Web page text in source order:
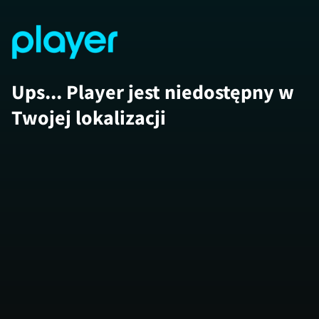
Ups... Player jest niedostępny w
Twojej lokalizacji